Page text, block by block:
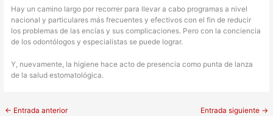
Hay un camino largo por recorrer para llevar a cabo programas a nivel
nacional y particulares más frecuentes y efectivos con el fin de reducir
los problemas de las encías y sus complicaciones. Pero con la conciencia
de los odontólogos y especialistas se puede lograr.
Y, nuevamente, la higiene hace acto de presencia como punta de lanza
de la salud estomatológica.
← Entrada anterior Entrada siguiente →